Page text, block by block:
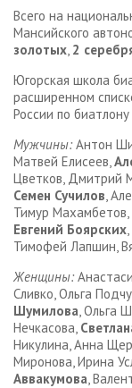
Всего на
Мансийского
золотых, 2
Югорская школа
расширенном
России по
Мужчины:Антон
Матвей Елисеев,
Цветков, Дмитрий
Семен Сучилов,
Тимур Махамбетов,
Евгений Боярских
Тимофей Лапшин,
Женщины:
Сливко, Ольга
Шумилова, Ольга
Нечкасова,
Никулина, Анна
Миронова, Ирина
Аввакумова,